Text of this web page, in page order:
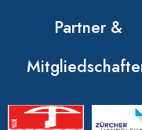
Partner &